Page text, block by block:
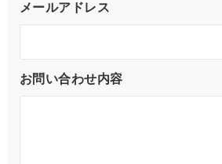
メールアドレス
お問い合わせ内容